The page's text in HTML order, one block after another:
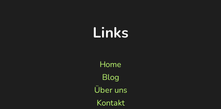
Links
Home
Blog
Über uns
Kontakt